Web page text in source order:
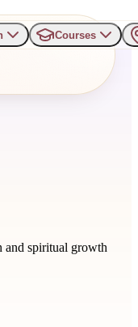
Courses
and spiritual growth